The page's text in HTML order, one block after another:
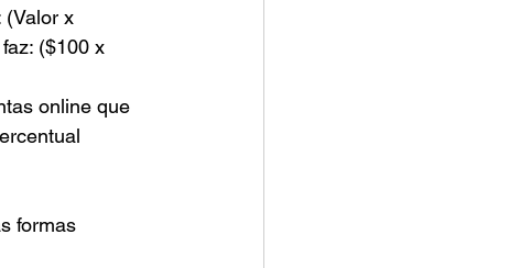
(Valor x
($100 x
online que
formas